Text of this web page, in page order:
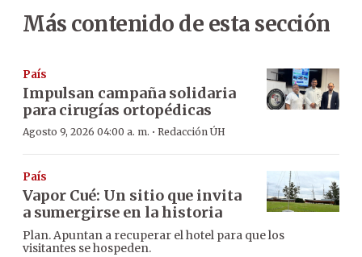
Más contenido de esta sección
País
Impulsan campaña solidaria
para cirugías ortopédicas
Agosto 9, 2026 04:00 a. m. · Redacción ÚH
País
Vapor Cué: Un sitio que invita
a sumergirse en la historia
Plan. Apuntan a recuperar el hotel para que los
visitantes se hospeden.